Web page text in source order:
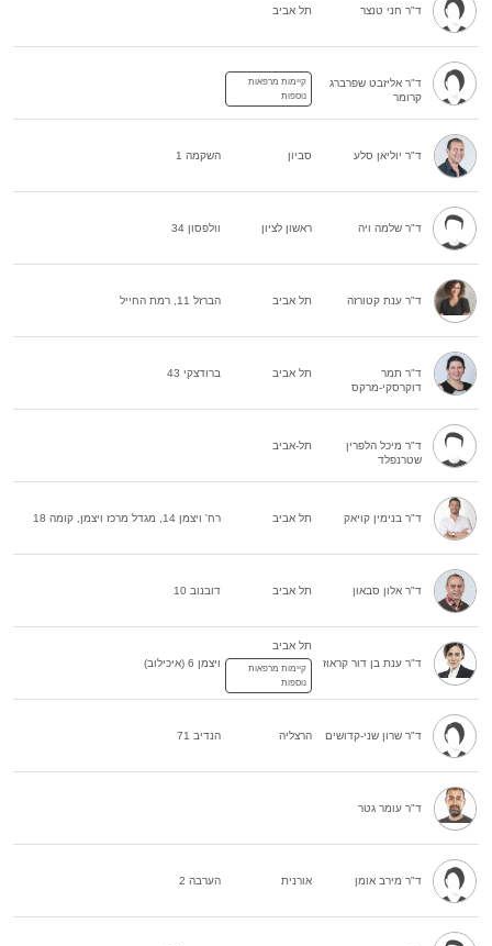
ד"ר חני טנצר תל אביב
ד"ר אליזבט שפרברג
קרומר
קיימות מרפאות
נוספות
ד"ר יוליאן סלע סביון השקמה 1
ד"ר שלמה ויה ראשון לציון וולפסון 34
ד"ר ענת קטורזה תל אביב הברזל 11, רמת החייל
ד"ר תמר
דוקרסקי-מרקס
תל אביב ברודצקי 43
ד"ר מיכל הלפרין
שטרנפלד
תל-אביב
ד"ר בנימין קויאק תל אביב רח' ויצמן 14, מגדל מרכז ויצמן, קומה 18
ד"ר אלון סבאון תל אביב דובנוב 10
ד"ר ענת בן דור קראוז
תל אביב
קיימות מרפאות
נוספות
ויצמן 6 (איכילוב)
ד"ר שרון שני-קדושים הרצליה הנדיב 71
ד"ר עומר גטר
ד"ר מירב אומן אורנית הערבה 2